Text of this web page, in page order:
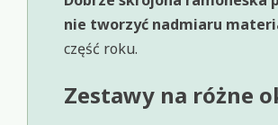
nie tworzyć nadmiaru
część roku.
Zestawy na różne